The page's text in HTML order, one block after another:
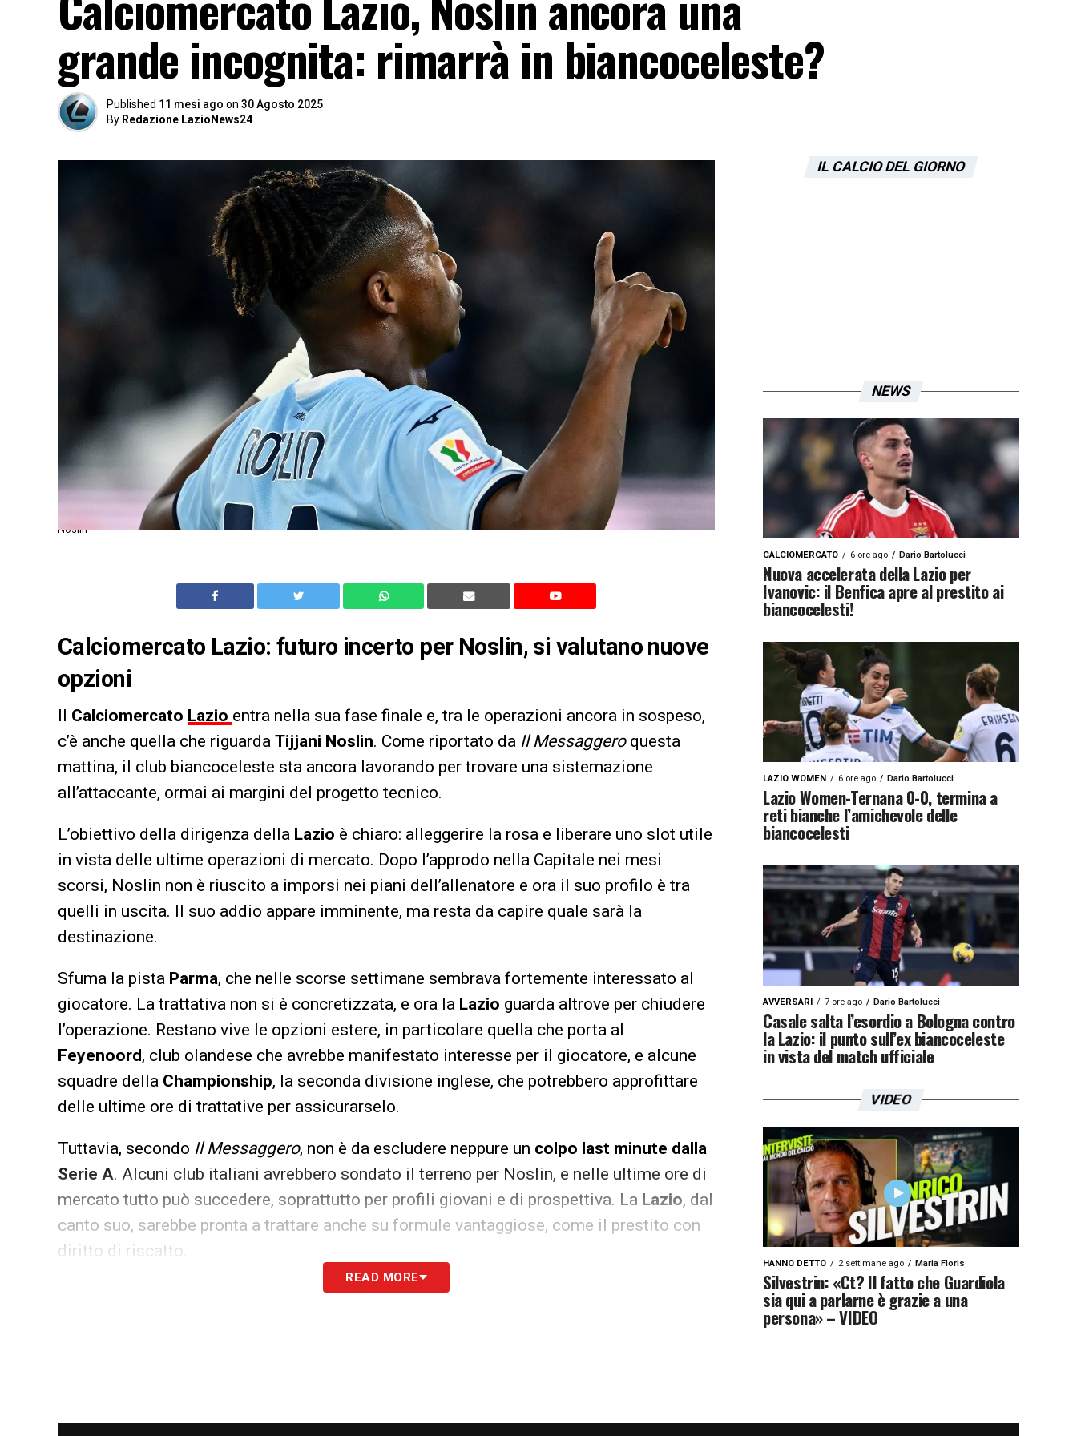
grande incognita: rimarrà in biancoceleste?
Published 11 mesi ago on 30 Agosto 2025
By Redazione LazioNews24
Noslin
Calciomercato Lazio: futuro incerto per Noslin, si valutano nuove
opzioni
Il Calciomercato Lazio entra nella sua fase finale e, tra le operazioni ancora in sospeso,
c’è anche quella che riguarda Tijjani Noslin. Come riportato da Il Messaggeroquesta
mattina, il club biancoceleste sta ancora lavorando per trovare una sistemazione
all’attaccante, ormai ai margini del progetto tecnico.
L’obiettivo della dirigenza della Lazio è chiaro: alleggerire la rosa e liberare uno slot utile
in vista delle ultime operazioni di mercato. Dopo l’approdo nella Capitale nei mesi
scorsi, Noslin non è riuscito a imporsi nei piani dell’allenatore e ora il suo profilo è tra
quelli in uscita. Il suo addio appare imminente, ma resta da capire quale sarà la
destinazione.
Sfuma la pista Parma, che nelle scorse settimane sembrava fortemente interessato al
giocatore. La trattativa non si è concretizzata, e ora la Lazio guarda altrove per chiudere
l’operazione. Restano vive le opzioni estere, in particolare quella che porta al
Feyenoord, club olandese che avrebbe manifestato interesse per il giocatore, e alcune
squadre della Championship, la seconda divisione inglese, che potrebbero approfittare
delle ultime ore di trattative per assicurarselo.
Tuttavia, secondo Il Messaggero, non è da escludere neppure un colpo last minute dalla
Serie A. Alcuni club italiani avrebbero sondato il terreno per Noslin, e nelle ultime ore di
mercato tutto può succedere, soprattutto per profili giovani e di prospettiva. La Lazio, dal
canto suo, sarebbe pronta a trattare anche su formule vantaggiose, come il prestito con
diritto di riscatto.
Calciomercato Lazio
READ MORE
IL CALCIO DEL GIORNO
NEWS
CALCIOMERCATO 6 ore ago Dario Bartolucci
Nuova accelerata della Lazio per
Ivanovic: il Benfica apre al prestito ai
biancocelesti!
LAZIO WOMEN 6 ore ago Dario Bartolucci
Lazio Women-Ternana 0-0, termina a
reti bianche l’amichevole delle
biancocelesti
AVVERSARI 7 ore ago Dario Bartolucci
Casale salta l’esordio a Bologna contro
la Lazio: il punto sull’ex biancoceleste
in vista del match ufficiale
VIDEO
HANNO DETTO 2 settimane ago Maria Floris
Silvestrin: «Ct? Il fatto che Guardiola
sia qui a parlarne è grazie a una
persona» – VIDEO